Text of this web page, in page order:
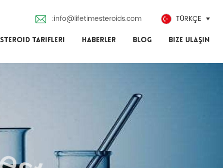
:info@lifetimesteroids.com TÜRKÇE
STEROID TARIFLERI HABERLER BLOG BIZE ULAŞIN